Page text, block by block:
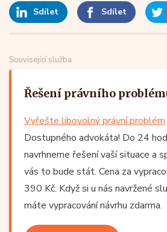
Sdílet Sdílet
Související služba
Řešení právního
Vyřešte libovolný právní problém
Dostupného advokáta! Do 24
navrhneme řešení vaší situace a
vás to bude stát. Cena za
390 Kč. Když si u nás navržené
máte vypracování návrhu zdarma.